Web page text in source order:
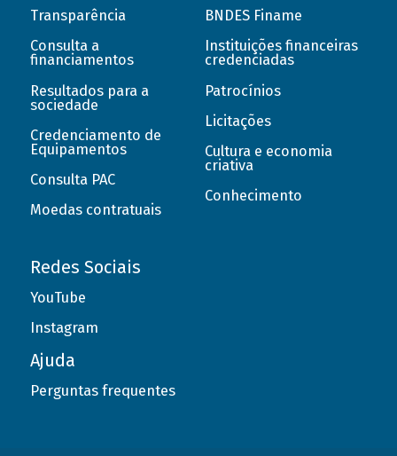
Transparência
Consulta a
financiamentos
Resultados para a
sociedade
Credenciamento de
Equipamentos
Consulta PAC
Moedas contratuais
BNDES Finame
Instituições financeiras
credenciadas
Patrocínios
Licitações
Cultura e economia
criativa
Conhecimento
Redes Sociais
YouTube
Instagram
Ajuda
Perguntas frequentes